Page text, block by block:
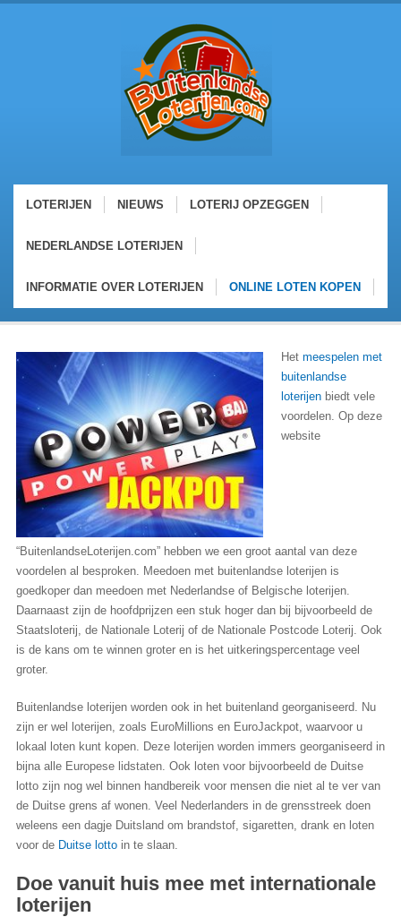
LOTERIJEN NIEUWS LOTERIJ OPZEGGEN
NEDERLANDSE LOTERIJEN
INFORMATIE OVER LOTERIJEN ONLINE LOTEN KOPEN
Het meespelen met
buitenlandse
loterijenbiedt vele
voordelen. Op deze
website
“BuitenlandseLoterijen.com” hebben we een groot aantal van deze
voordelen al besproken. Meedoen met buitenlandse loterijen is
goedkoper dan meedoen met Nederlandse of Belgische loterijen.
Daarnaast zijn de hoofdprijzen een stuk hoger dan bij bijvoorbeeld de
Staatsloterij, de Nationale Loterij of de Nationale Postcode Loterij. Ook
is de kans om te winnen groter en is het uitkeringspercentage veel
groter.
Buitenlandse loterijen worden ook in het buitenland georganiseerd. Nu
zijn er wel loterijen, zoals EuroMillions en EuroJackpot, waarvoor u
lokaal loten kunt kopen. Deze loterijen worden immers georganiseerd in
bijna alle Europese lidstaten. Ook loten voor bijvoorbeeld de Duitse
lotto zijn nog wel binnen handbereik voor mensen die niet al te ver van
de Duitse grens af wonen. Veel Nederlanders in de grensstreek doen
weleens een dagje Duitsland om brandstof, sigaretten, drank en loten
voor de Duitse lottoin te slaan.
Doe vanuit huis mee met internationale
loterijen